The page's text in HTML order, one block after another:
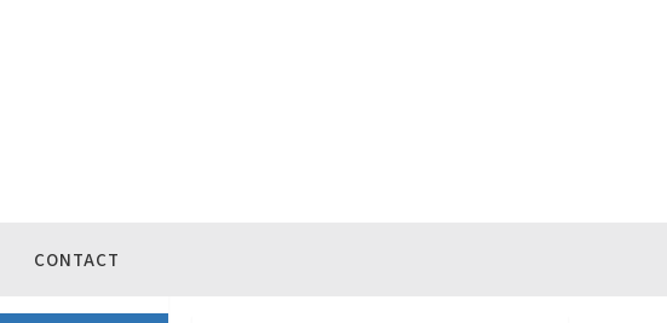
CONTACT